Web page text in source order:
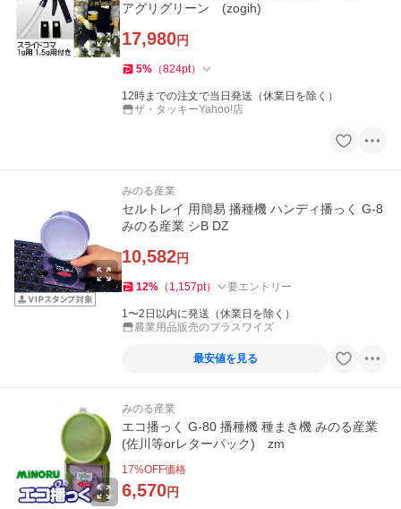
アグリグリーン (zogih)
17,980円
5% （824pt）
12時までの注文で当日発送（休業日を除く）
ザ・タッキーYahoo!店
みのる産業
セルトレイ 用簡易 播種機 ハンディ播っく G-8
みのる産業 シB DZ
10,582円
12% （ 1,157pt） 要エントリー
1〜2日以内に発送（休業日を除く）
農業用品販売のプラスワイズ
最安値を見る
みのる産業
エコ播っく G-80 播種機 種まき機 みのる産業
(佐川等orレターパック) zm
17%OFF価格
6,570円